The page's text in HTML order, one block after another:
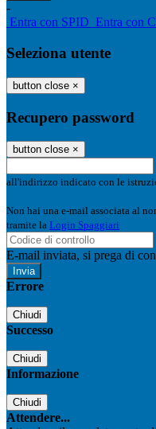
-
Entra con SPID Entra con
Seleziona utente
button close ×
Recupero password
button close ×
all'indirizzo indicato con le
Non hai una e-mail associata al
tramite la Login Spaggiari
E-mail inviata, si prega di
Errore
Chiudi
Successo
Chiudi
Informazione
Chiudi
Attendere...